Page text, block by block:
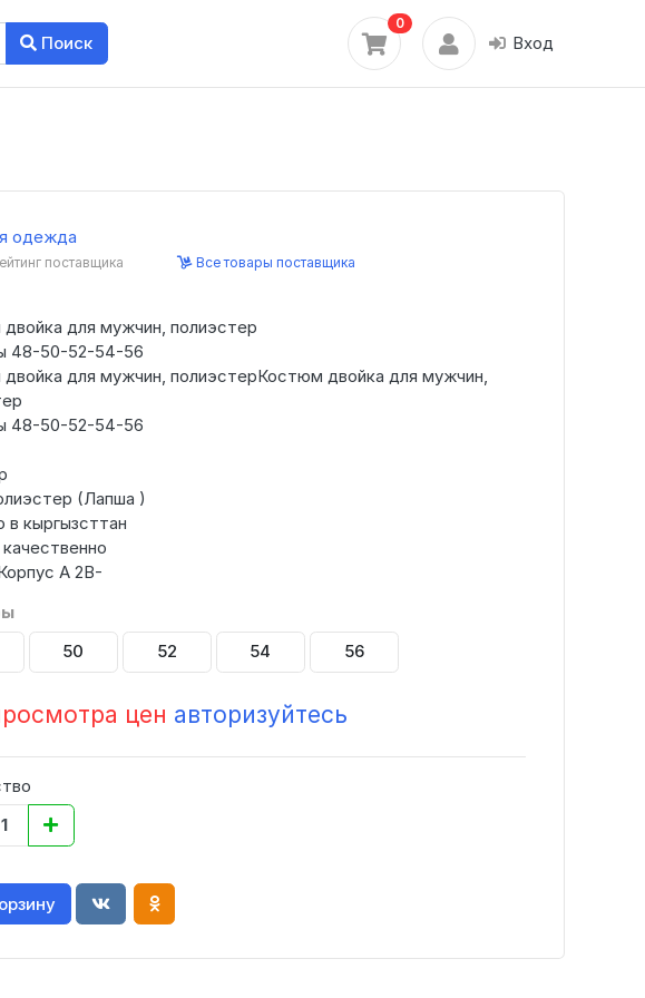
Поиск
0
Вход
одежда
поставщика Все товары поставщика
для мужчин, полиэстер
48-50-52-54-56
для мужчин, полиэстерКостюм двойка для мужчин,
48-50-52-54-56
(Лапша )
в кыргызсттан
А 2В-
50 52 54 56
цен авторизуйтесь